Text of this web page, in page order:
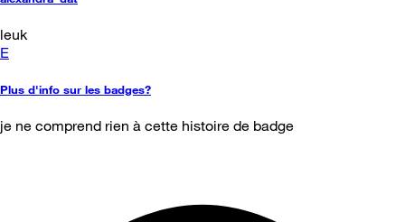
leuk
E
Plus d'info sur les badges?
je ne comprend rien à cette histoire de badge